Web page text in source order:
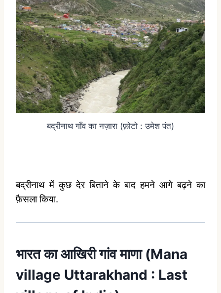
बद्रीनाथ गाँव का नज़ारा (फ़ोटो : उमेश पंत)
बद्रीनाथ में कुछ देर बिताने के बाद हमने आगे बढ़ने का
फ़ैसला किया.
भारत का आखिरी गांव माणा (Mana
village Uttarakhand : Last